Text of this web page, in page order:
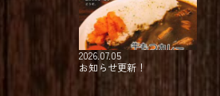
2026.07.05
お知らせ更新！